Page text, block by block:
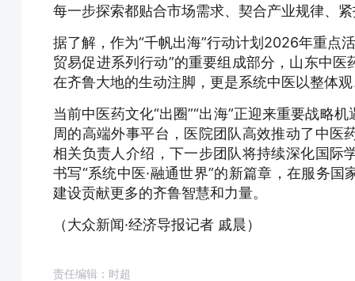
每一步探索都贴合市场需求、契合产业规律、
据了解，作为“千帆出海”行动计划2026年重
贸易促进系列行动”的重要组成部分，山东中
在齐鲁大地的生动注脚，更是系统中医以整体
当前中医药文化“出圈”“出海”正迎来重要战略
周的高端外事平台，医院团队高效推动了中医
相关负责人介绍，下一步团队将持续深化国际
书写“系统中医·融通世界”的新篇章，在服务
建设贡献更多的齐鲁智慧和力量。
（大众新闻·经济导报记者 戚晨）
责任编辑：时超